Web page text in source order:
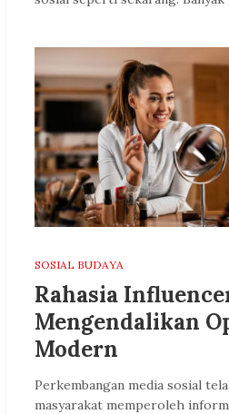
SOSIAL BUDAYA
Rahasia
Mengendalikan
Modern
Perkembangan media sosial
masyarakat memperoleh